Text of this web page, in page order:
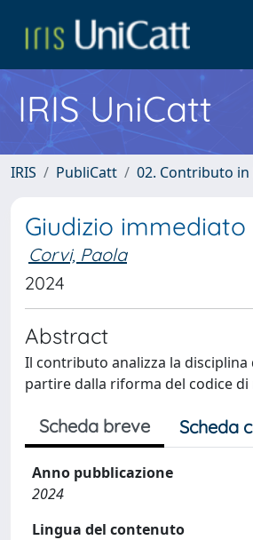
IRIS UniCatt
IRIS PubliCatt 02. Contributo
Giudizio
Corvi, Paola
2024
Abstract
Il contributo analizza la
partire dalla riforma del codice di
Scheda breve Scheda
Anno pubblicazione
2024
Lingua del contenuto